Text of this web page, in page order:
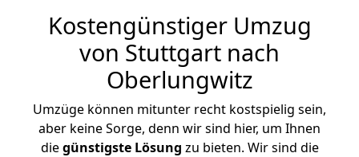
Kostengünstiger Umzug
von Stuttgart nach
Oberlungwitz
Umzüge können mitunter recht kostspielig sein,
aber keine Sorge, denn wir sind hier, um Ihnen
diegünstigste Lösung zu bieten. Wir sind die